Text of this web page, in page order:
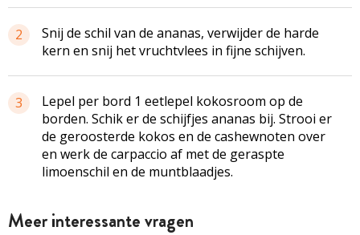
2
Snij de schil van de ananas, verwijder de harde
kern en snij het vruchtvlees in fijne schijven.
3
Lepel per bord 1 eetlepel kokosroom op de
borden. Schik er de schijfjes ananas bij. Strooi er
de geroosterde kokos en de cashewnoten over
en werk de carpaccio af met de geraspte
limoenschil en de muntblaadjes.
Meer interessante vragen